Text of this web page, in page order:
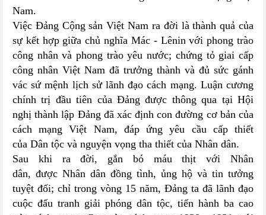
Nam.
Việc Đảng Cộng sản Việt Nam ra đời là thành quả của
sự kết hợp giữa chủ nghĩa Mác - Lênin với phong trào
công nhân và phong trào yêu nước; chứng tỏ giai cấp
công nhân Việt Nam đã trưởng thành và đủ sức gánh
vác sứ mệnh lịch sử lãnh đạo cách mạng. Luận cương
chính trị đầu tiên của Đảng được thông qua tại Hội
nghị thành lập Đảng đã xác định con đường cơ bản của
cách mạng Việt Nam, đáp ứng yêu cầu cấp thiết
của Dân tộc và nguyện vọng tha thiết của Nhân dân.
Sau khi ra đời, gắn bó máu thịt với Nhân
dân, được Nhân dân đồng tình, ủng hộ và tin tưởng
tuyệt đối; chỉ trong vòng 15 năm, Đảng ta đã lãnh đạo
cuộc đấu tranh giải phóng dân tộc, tiến hành ba cao